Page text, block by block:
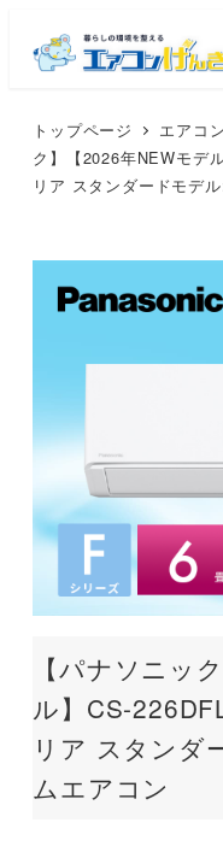
トップページ エアコン
ク】【2026年NEWモデ
リア スタンダードモデ
【パナソニッ
ル】CS-
リア スタンダ
ムエアコン